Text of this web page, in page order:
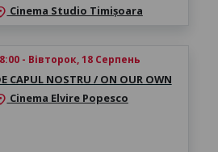
Cinema Studio Timișoara
- Вівторок, 18 Серпень
CAPUL NOSTRU / ON OUR OWN
Cinema Elvire Popesco